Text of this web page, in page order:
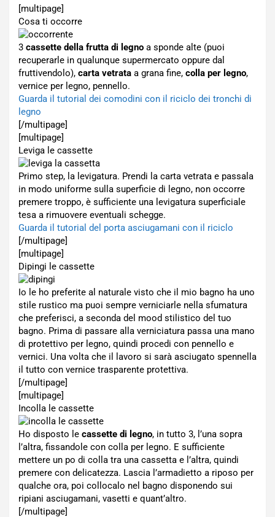
[multipage]
Cosa ti occorre
3 cassette della frutta di legno a sponde alte (puoi
recuperarle in qualunque supermercato oppure dal
fruttivendolo), carta vetrata a grana fine, colla per legno,
vernice per legno, pennello.
Guarda il tutorial dei comodini con il riciclo dei tronchi di
legno
[/multipage]
[multipage]
Leviga le cassette
Primo step, la levigatura. Prendi la carta vetrata e passala
in modo uniforme sulla superficie di legno, non occorre
premere troppo, è sufficiente una levigatura superficiale
tesa a rimuovere eventuali schegge.
Guarda il tutorial del porta asciugamani con il riciclo
[/multipage]
[multipage]
Dipingi le cassette
Io le ho preferite al naturale visto che il mio bagno ha uno
stile rustico ma puoi sempre verniciarle nella sfumatura
che preferisci, a seconda del mood stilistico del tuo
bagno. Prima di passare alla verniciatura passa una mano
di protettivo per legno, quindi procedi con pennello e
vernici. Una volta che il lavoro si sarà asciugato spennella
il tutto con vernice trasparente protettiva.
[/multipage]
[multipage]
Incolla le cassette
Ho disposto le cassette di legno, in tutto 3, l’una sopra
l’altra, fissandole con colla per legno. E sufficiente
mettere un po di colla tra una cassetta e l’altra, quindi
premere con delicatezza. Lascia l’armadietto a riposo per
qualche ora, poi collocalo nel bagno disponendo sui
ripiani asciugamani, vasetti e quant’altro.
[/multipage]